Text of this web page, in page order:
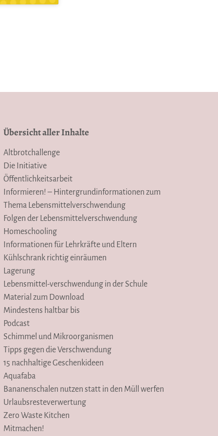
Übersicht aller Inhalte
Altbrotchallenge
Die Initiative
Öffentlichkeitsarbeit
Informieren! – Hintergrundinformationen zum
Thema Lebensmittelverschwendung
Folgen der Lebensmittelverschwendung
Homeschooling
Informationen für Lehrkräfte und Eltern
Kühlschrank richtig einräumen
Lagerung
Lebensmittel-verschwendung in der Schule
Material zum Download
Mindestens haltbar bis
Podcast
Schimmel und Mikroorganismen
Tipps gegen die Verschwendung
15 nachhaltige Geschenkideen
Aquafaba
Bananenschalen nutzen statt in den Müll werfen
Urlaubsresteverwertung
Zero Waste Kitchen
Mitmachen!